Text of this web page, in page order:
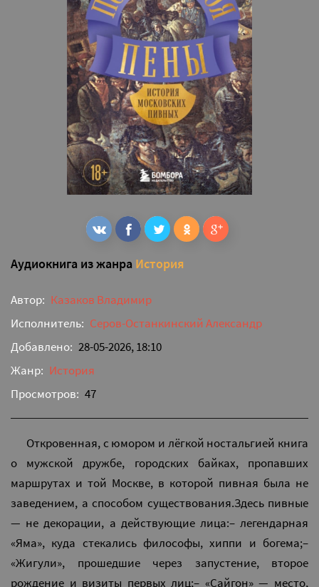
Аудиокнига из жанра История
Автор: Казаков Владимир
Исполнитель: Серов-Останкинский Александр
Добавлено: 28-05-2026, 18:10
Жанр: История
Просмотров: 47
Откровенная, с юмором и лёгкой ностальгией книга
о мужской дружбе, городских байках, пропавших
маршрутах и той Москве, в которой пивная была не
заведением, а способом существования.Здесь пивные
— не декорации, а действующие лица:– легендарная
«Яма», куда стекались философы, хиппи и богема;–
«Жигули», прошедшие через запустение, второе
рождение и визиты первых лиц;– «Сайгон» — место,